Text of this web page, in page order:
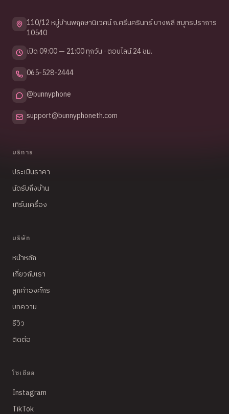
110/12 หมู่บ้านพฤกษานิเวศน์ ถ.ศรีนครินทร์ บางพลี สมุทรปราการ
10540
เปิด 09:00 — 21:00 ทุกวัน · ตอบไลน์ 24 ชม.
065-528-2444
@bunnyphone
support@bunnyphoneth.com
บริการ
ประเมินราคา
นัดรับถึงบ้าน
เทิร์นเครื่อง
บริษัท
หน้าหลัก
เกี่ยวกับเรา
ลูกค้าองค์กร
บทความ
รีวิว
ติดต่อ
โซเชียล
Instagram
TikTok